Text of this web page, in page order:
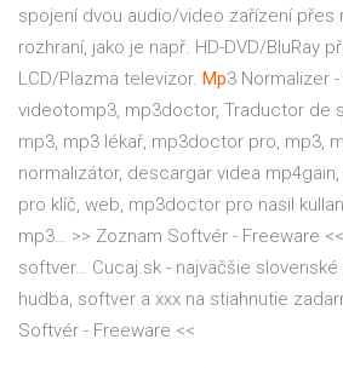
spojení dvou audio/video zařízení přes
rozhraní, jako je např. HD-DVD/BluRay
LCD/Plazma televizor. Mp3 Normalizer
videotomp3, mp3doctor, Traductor de
mp3, mp3 lékař, mp3doctor pro, mp3,
normalizátor, descargar videa
pro klíč, web, mp3doctor pro nasil
mp3… >> Zoznam Softvér - Freeware
softver… Cucaj.sk - najväčšie slovenské
hudba, softver a xxx na stiahnutie
Softvér - Freeware <<